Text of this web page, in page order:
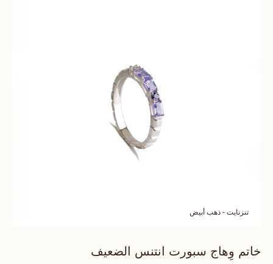
تنزنايت - ذهب أبيض
خاتم وِهاج سبورت انتنس الضعيف